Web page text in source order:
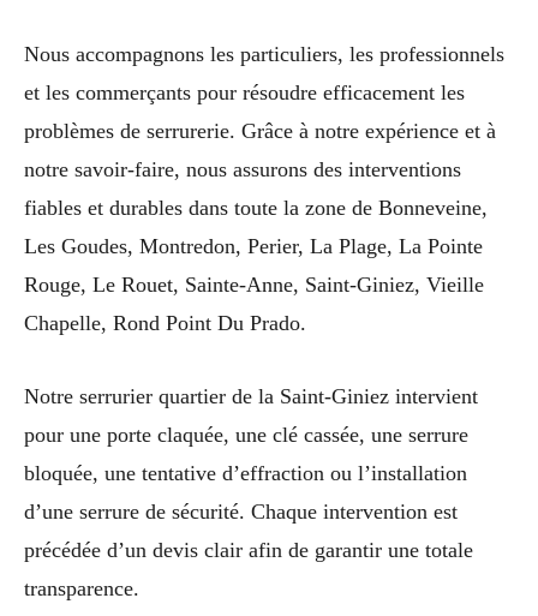
Nous accompagnons les particuliers, les professionnels
et les commerçants pour résoudre efficacement les
problèmes de serrurerie. Grâce à notre expérience et à
notre savoir-faire, nous assurons des interventions
fiables et durables dans toute la zone de Bonneveine,
Les Goudes, Montredon, Perier, La Plage, La Pointe
Rouge, Le Rouet, Sainte-Anne, Saint-Giniez, Vieille
Chapelle, Rond Point Du Prado.
Notre serrurier quartier de la Saint-Giniez intervient
pour une porte claquée, une clé cassée, une serrure
bloquée, une tentative d’effraction ou l’installation
d’une serrure de sécurité. Chaque intervention est
précédée d’un devis clair afin de garantir une totale
transparence.